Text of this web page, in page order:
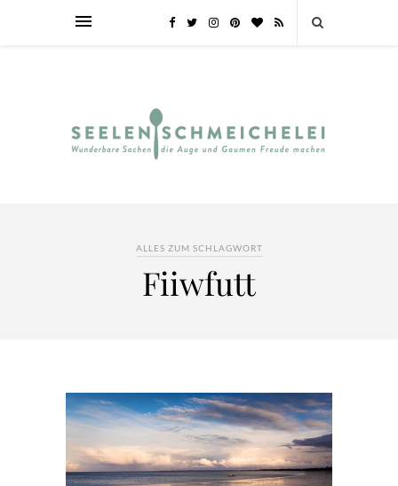
ALLES ZUM SCHLAGWORT
Fiiwfutt